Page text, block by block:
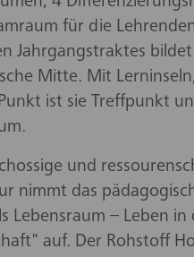
für die
Jahrgangstraktes
Mitte. Mit
ist sie Treffpunkt
und
nimmt das
Lebensraum – Leben in
auf. Der Rohstoff